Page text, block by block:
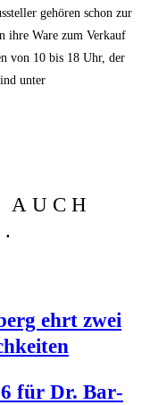
gehö­ren schon zur
ihre Ware zum Ver­kauf
von 10 bis 18 Uhr, der
unter
ehrt zwei
für Dr. Bar­